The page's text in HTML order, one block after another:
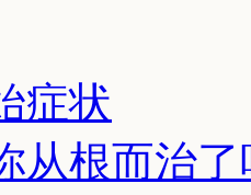
症状
从根而治了